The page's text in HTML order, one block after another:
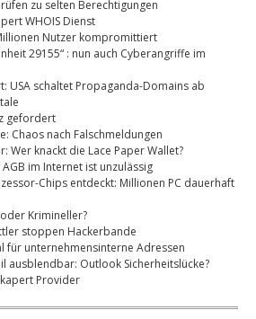
zu selten Berechtigungen
WHOIS Dienst
Nutzer kompromittiert
29155“ : nun auch Cyberangriffe im
USA schaltet Propaganda-Domains ab
gefordert
Chaos nach Falschmeldungen
Wer knackt die Lace Paper Wallet?
im Internet ist unzulässig
Chips entdeckt: Millionen PC dauerhaft
Krimineller?
stoppen Hackerbande
für unternehmensinterne Adressen
ausblendbar: Outlook Sicherheitslücke?
Provider